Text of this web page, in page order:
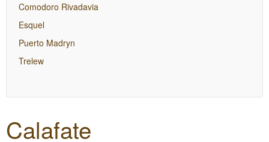
Comodoro Rivadavia
Esquel
Puerto Madryn
Trelew
Calafate